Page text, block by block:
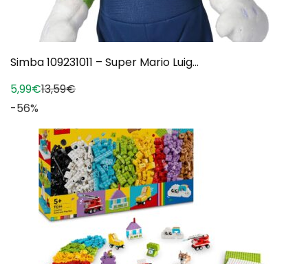
Simba 109231011 – Super Mario Luig...
5,99€13,59€
-56%